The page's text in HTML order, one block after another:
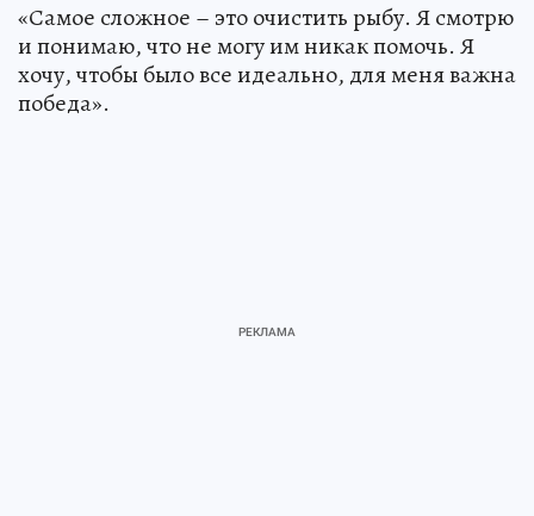
«Самое сложное – это очистить рыбу. Я смотрю
и понимаю, что не могу им никак помочь. Я
хочу, чтобы было все идеально, для меня важна
победа».